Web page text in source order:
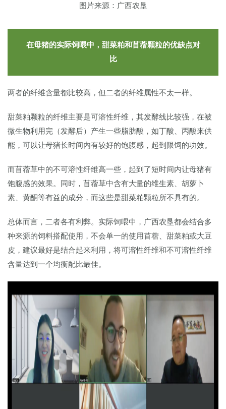
图片来源：广西农垦
在母猪的实际饲喂中，甜菜粕和苜蓿颗粒的优缺点对
比
两者的纤维含量都比较高，但二者的纤维属性不太一样。
甜菜粕颗粒的纤维主要是可溶性纤维，其发酵线比较强，在被
微生物利用完（发酵后）产生一些脂肪酸，如丁酸、丙酸来供
能，可以让母猪长时间内有较好的饱腹感，起到限饲的功效。
而苜蓿草中的不可溶性纤维高一些，起到了短时间内让母猪有
饱腹感的效果。同时，苜蓿草中含有大量的维生素、胡萝卜
素、黄酮等有益的成分，而这些是甜菜粕颗粒所不具有的。
总体而言，二者各有利弊。实际饲喂中，广西农垦都会结合多
种来源的饲料搭配使用，不会单一的使用苜蓿、甜菜粕或大豆
皮，建议最好是结合起来利用，将可溶性纤维和不可溶性纤维
含量达到一个均衡配比最佳。